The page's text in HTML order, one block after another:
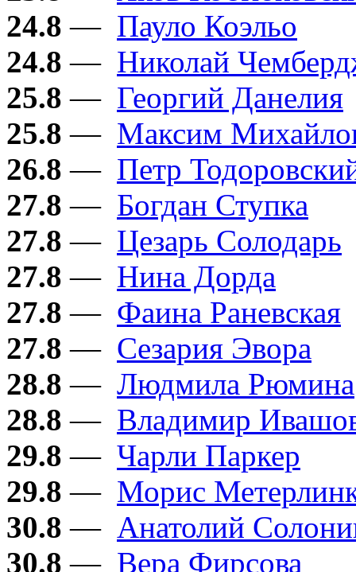
24.8 — Пауло Коэльо
24.8 — Николай
25.8 — Георгий Данелия
25.8 — Максим
26.8 — Петр
27.8 — Богдан Ступка
27.8 — Цезарь Солодарь
27.8 — Нина Дорда
27.8 — Фаина Раневская
27.8 — Сезария Эвора
28.8 — Людмила Рюмина
28.8 — Владимир
29.8 — Чарли Паркер
29.8 — Морис
30.8 — Анатолий
30.8 — Вера Фирсова